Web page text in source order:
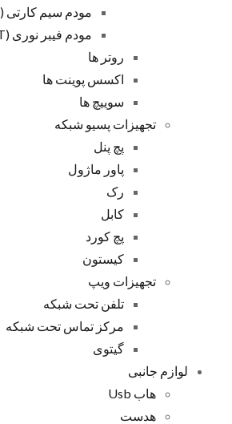
مودم سیم کارتی (4G)
مودم فیبر نوری (ONT)
روتر ها
اکسس پوینت ها
سوییچ ها
تجهیزات پسیو شبکه
پچ پنل
پاور ماژول
رک
کابل
پچ کورد
کیستون
تجهیزات ویپ
تلفن تحت شبکه
مرکز تماس تحت شبکه
گیتوی
لوازم جانبی
هاب Usb
هدست